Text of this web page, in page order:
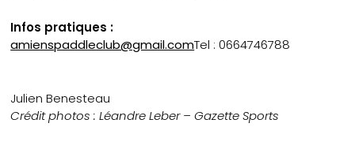
Infos pratiques :
amienspaddleclub@gmail.comTel : 0664746788
Julien Benesteau
Crédit photos : Léandre Leber – Gazette Sports